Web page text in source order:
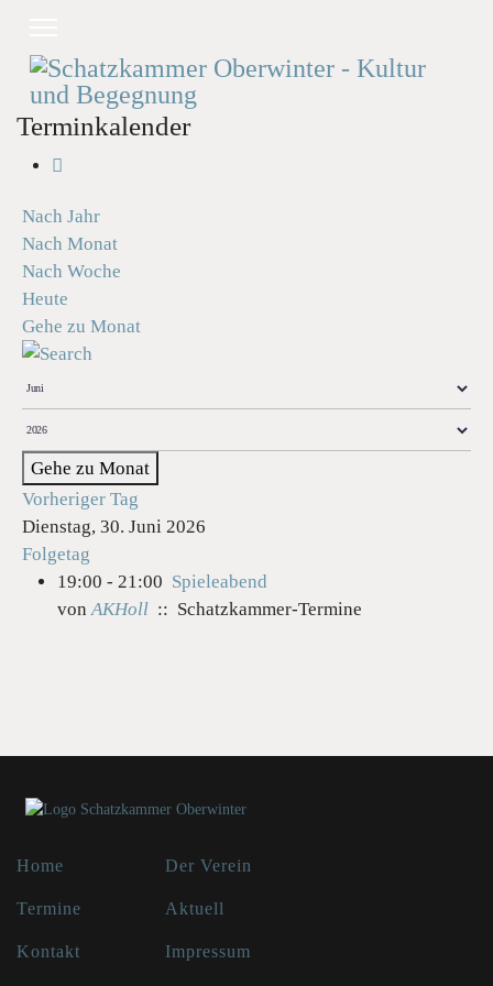
Terminkalender
Nach Jahr
Nach Monat
Nach Woche
Heute
Gehe zu Monat
Gehe zu Monat
Vorheriger Tag
Dienstag, 30. Juni 2026
Folgetag
19:00 - 21:00 Spieleabend
von AKHoll :: Schatzkammer-Termine
Home Der Verein
Termine Aktuell
Kontakt Impressum